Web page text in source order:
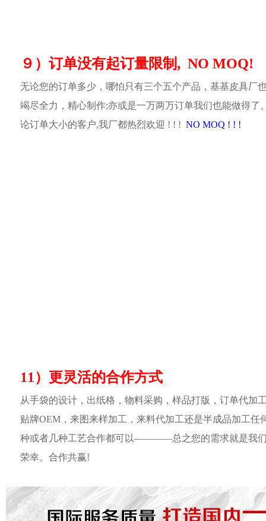
９）订单没有起订量限制, NO MOQ!
无论您的订单多少，哪怕只有三个五个产品，基基皮具厂
竭尽全力，精心制作;亦或是一万两万订单我们也能做得了
论订单大小的客户,我厂都热烈欢迎 ! ! ! NO MOQ ! ! !
11）更灵活的合作方式
从手袋的设计，出纸格，物料采购，样品打版，订单代加
贴牌OEM，来图来样加工，来料代加工还是半成品加工任
种或者几种工艺合作都可以————总之您的需求就是我
荣幸。合作共赢!